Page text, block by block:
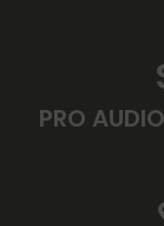
PRO